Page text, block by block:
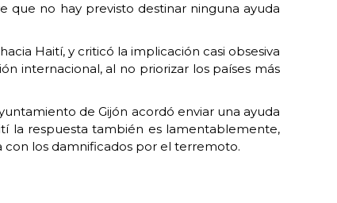
que no hay previsto destinar ninguna ayuda
Haití, y criticó la implicación casi obsesiva
internacional, al no priorizar los países más
de Gijón acordó enviar una ayuda
la respuesta también es lamentablemente,
con los damnificados por el terremoto.